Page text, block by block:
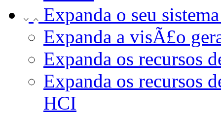
Expanda o seu
Expanda a visÃ£o
Expanda os recursos
Expanda os recursos
HCI